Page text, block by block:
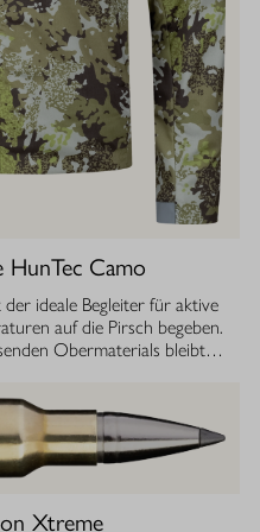
HunTec Camo
ideale Begleiter für aktive
auf die Pirsch begeben.
Obermaterials bleibt
Verarbeitung sorgt
können. Die
einen optimalen
bei anstrengenden
haben. Ob im
Xtreme